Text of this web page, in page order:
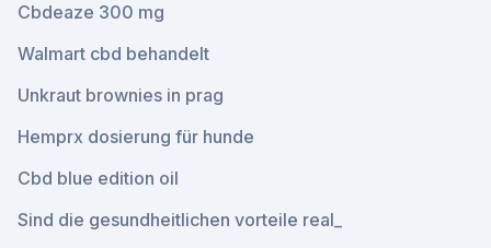
Cbdeaze 300 mg
Walmart cbd behandelt
Unkraut brownies in prag
Hemprx dosierung für hunde
Cbd blue edition oil
Sind die gesundheitlichen vorteile real_